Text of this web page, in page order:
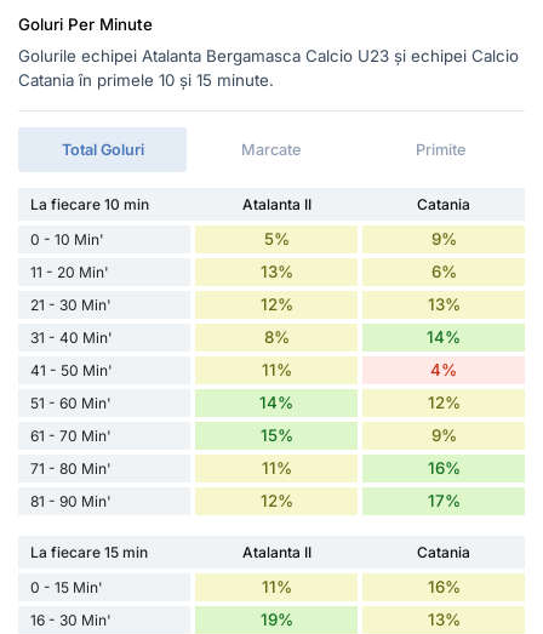
Goluri Per Minute
Golurile echipei Atalanta Bergamasca Calcio U23 și echipei Calcio
Catania în primele 10 și 15 minute.
Total Goluri Marcate Primite
La fiecare 10 min Atalanta II
Catania
0 - 10 Min'
5% 9%
11 - 20 Min' 13% 6%
21 - 30 Min' 12% 13%
31 - 40 Min' 8% 14%
41 - 50 Min' 11% 4%
51 - 60 Min' 14% 12%
61 - 70 Min' 15% 9%
71 - 80 Min' 11% 16%
81 - 90 Min' 12% 17%
La fiecare 15 min Atalanta II
Catania
0 - 15 Min'
11% 16%
16 - 30 Min' 19% 13%